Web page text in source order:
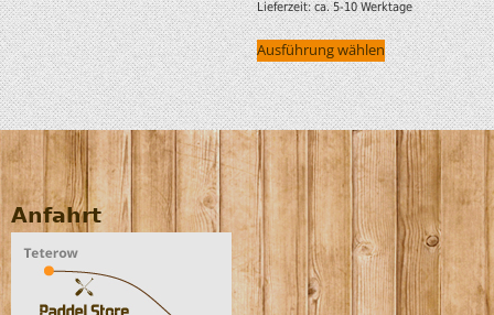
Lieferzeit:ca. 5-10 Werktage
Ausführung wählen
Anfahrt